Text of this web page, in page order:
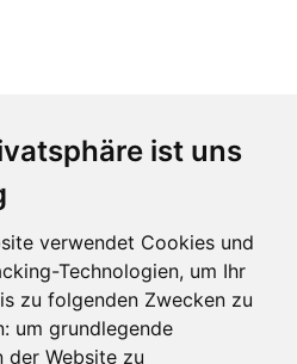
ist uns
verwendet Cookies und
Technologien, um Ihr
zu folgenden Zwecken zu
um grundlegende
der Website zu